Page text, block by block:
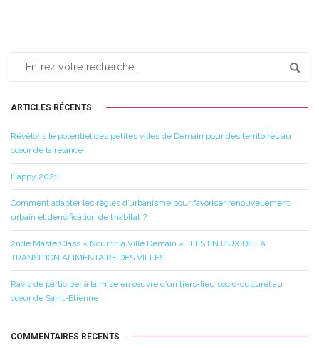
ARTICLES RÉCENTS
Révélons le potentiel des petites villes de Demain pour des territoires au
cœur de la relance
Happy 2021 !
Comment adapter les règles d’urbanisme pour favoriser renouvellement
urbain et densification de l’habitat ?
2nde MasterClass « Nourrir la Ville Demain » : LES ENJEUX DE LA
TRANSITION ALIMENTAIRE DES VILLES
Ravis de participer à la mise en œuvre d’un tiers-lieu socio-culturel au
cœur de Saint-Etienne
COMMENTAIRES RÉCENTS